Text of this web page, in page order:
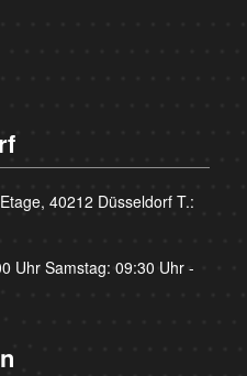
40212 Düsseldorf T.:
Uhr Samstag: 09:30 Uhr -